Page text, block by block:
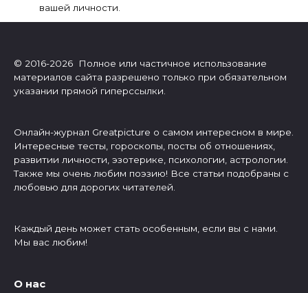
вашей личности.
© 2016-2026 Полное или частичное использование
материалов сайта разрешено только при обязательном
указании прямой гиперссылки.
Онлайн-журнал Greatpicture о самом интересном в мире.
Интересные тесты, гороскопы, посты об отношениях,
развитии личности, эзотерике, психологии, астрологии.
Также мы очень любим поэзию! Все статьи подобраны с
любовью для дорогих читателей.
Каждый день может стать особенным, если вы с нами.
Мы вас любим!
О нас